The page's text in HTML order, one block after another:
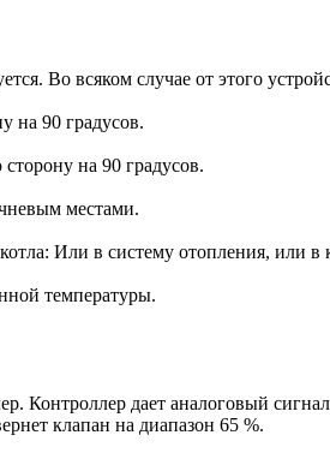
Во всяком случае от этого
на 90 градусов.
на 90 градусов.
местами.
Или в систему отопления, или
температуры.
Контроллер дает аналоговый
клапан на диапазон 65 %.